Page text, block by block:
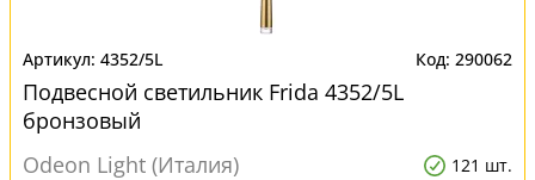
4352/5L 290062
Подвесной светильник Frida 4352/5L
бронзовый
Odeon Light (Италия)
121 шт.